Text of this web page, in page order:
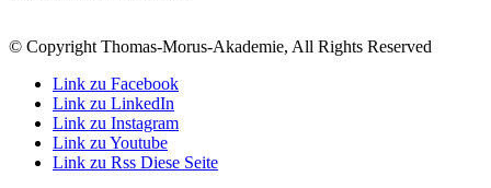
© Copyright Thomas-Morus-Akademie, All Rights Reserved
Link zu Facebook
Link zu LinkedIn
Link zu Instagram
Link zu Youtube
Link zu Rss Diese Seite